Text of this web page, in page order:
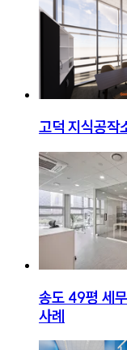
고덕 지식공작
송도 49평 세
사례